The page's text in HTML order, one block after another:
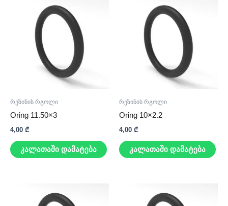
რეზინის რგოლი
Oring 11.50×3
4,00 ₾
კალათაში დამატება
რეზინის რგოლი
Oring 10×2.2
4,00 ₾
კალათაში დამატება